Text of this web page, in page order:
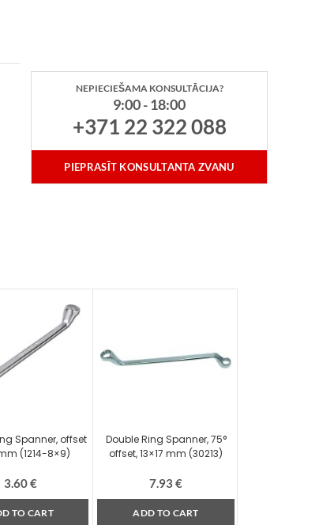
NEPIECIEŠAMA KONSULTĀCIJA?
9:00 - 18:00
+371 22 322 088
PIEPRASĪT KONSULTANTA ZVANU
Spanner, offset
(1214-8×9)
3.60€
TO CART
Double Ring Spanner, 75°
offset, 13×17 mm (30213)
7.93€
ADD TO CART